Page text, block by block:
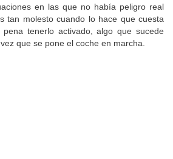
en las que no había peligro real
tan molesto cuando lo hace que cuesta
tenerlo activado, algo que sucede
que se pone el coche en marcha.